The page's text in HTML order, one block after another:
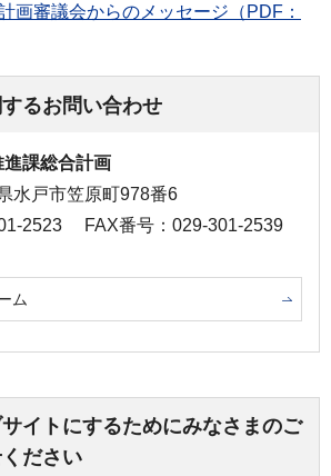
画審議会からのメッセージ（PDF：
るお問い合わせ
課総合計画
水戸市笠原町978番6
2523
FAX番号：029-301-2539
ム
イトにするためにみなさまのご
ださい